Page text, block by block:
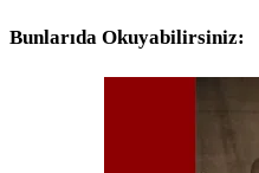
Bunlarıda Okuyabilirsiniz: